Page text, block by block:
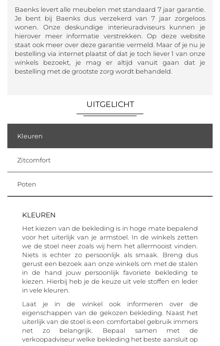
Baenks levert alle meubelen met standaard 7 jaar garantie.
Je bent bij Baenks dus verzekerd van 7 jaar zorgeloos
wonen. Onze deskundige interieuradviseurs kunnen je
hierover meer informatie verstrekken. Op deze website
staat ook meer over deze garantie vermeld. Maar of je nu je
bestelling via internet plaatst of dat je toch liever 1 van onze
winkels bezoekt, je mag er altijd vanuit gaan dat je
bestelling met de grootste zorg wordt behandeld.
UITGELICHT
Kleuren
Zitcomfort
Poten
KLEUREN
Het kiezen van de bekleding is in hoge mate bepalend
voor het uiterlijk van je armstoel. In de winkels zetten
we de stoel neer zoals wij hem het allermooist vinden.
Niets is echter zo persoonlijk als smaak. Breng dus
gerust een bezoek aan onze winkels om met de stalen
in de hand jouw persoonlijk favoriete bekleding te
kiezen. Hierbij heb je de keuze uit vele stoffen en leder
in vele kleuren.
Laat je in de winkel ook informeren over de
eigenschappen van de gekozen bekleding. Naast het
uiterlijk van de stoel is een comfortabel gebruik immers
net zo belangrijk. Bepaal samen met de
verkoopadviseur welke bekleding het beste aansluit op